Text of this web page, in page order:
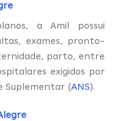
a Amil possui
exames, pronto-
parto, entre
exigidos por
Suplementar (ANS).